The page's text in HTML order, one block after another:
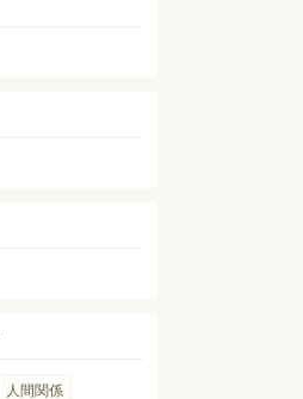
人間関係